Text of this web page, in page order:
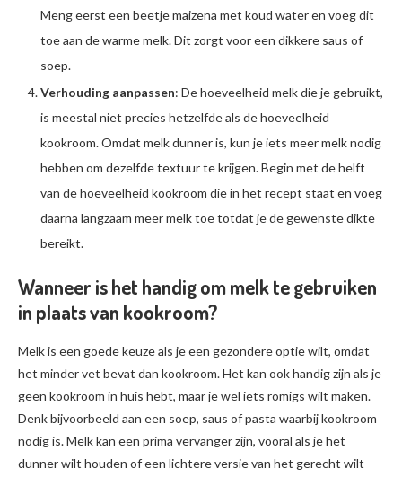
Meng eerst een beetje maizena met koud water en voeg dit
toe aan de warme melk. Dit zorgt voor een dikkere saus of
soep.
Verhouding aanpassen: De hoeveelheid melk die je gebruikt,
is meestal niet precies hetzelfde als de hoeveelheid
kookroom. Omdat melk dunner is, kun je iets meer melk nodig
hebben om dezelfde textuur te krijgen. Begin met de helft
van de hoeveelheid kookroom die in het recept staat en voeg
daarna langzaam meer melk toe totdat je de gewenste dikte
bereikt.
Wanneer is het handig om melk te gebruiken
in plaats van kookroom?
Melk is een goede keuze als je een gezondere optie wilt, omdat
het minder vet bevat dan kookroom. Het kan ook handig zijn als je
geen kookroom in huis hebt, maar je wel iets romigs wilt maken.
Denk bijvoorbeeld aan een soep, saus of pasta waarbij kookroom
nodig is. Melk kan een prima vervanger zijn, vooral als je het
dunner wilt houden of een lichtere versie van het gerecht wilt